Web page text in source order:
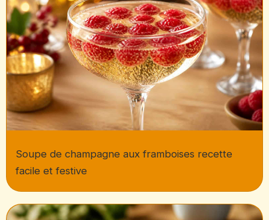
Soupe de champagne aux framboises recette
facile et festive